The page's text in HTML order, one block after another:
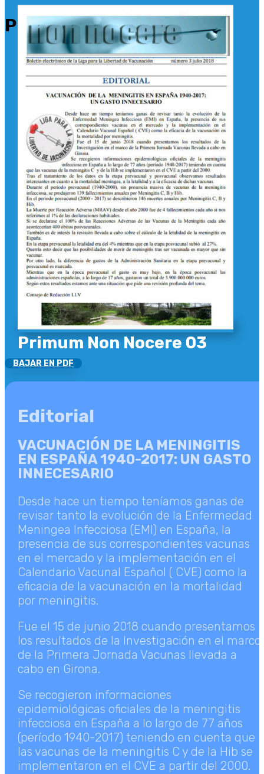
Primum Non Nocere 03
Primum Non Nocere 03
BAJAR EN PDF
Editorial
VACUNACIÓN DE LA MENINGITIS
EN ESPAÑA 1940-2017: UN GASTO
INNECESARIO
Desde hace un tiempo teníamos ganas de
revisar tanto la evolución de la Enfermedad
Meningea Infecciosa (EMI) en España, la
presencia de sus correspondientes vacunas
en el mercado y la implementación en el
Calendario Vacunal Español ( CVE) como la
eficacia de la vacunación en la mortalidad
por meningitis.
Fue el 15 de junio 2018 cuando presentamos
los resultados de la Investigación en el marco
de la Primera Jornada Vacunas llevada a
cabo en Girona.
Se recogieron informaciones
epidemiológicas oficiales de la meningitis
infecciosa en España a lo largo de 77 años
(período 1940-2017) teniendo en cuenta que
las vacunas de la meningitis C y de la Hib se
implementaron en el CVE a partir del 2000.